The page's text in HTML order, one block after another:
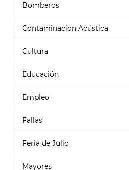
Bomberos
Contaminación Acústica
Cultura
Educación
Empleo
Fallas
Feria de Julio
Mayores